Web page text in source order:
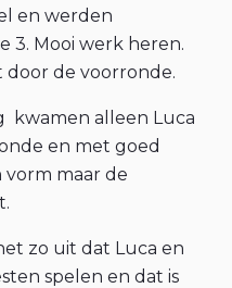
en werden
3. Mooi werk heren.
door de voorronde.
kwamen alleen Luca
en met goed
vorm maar de
zo uit dat Luca en
spelen en dat is